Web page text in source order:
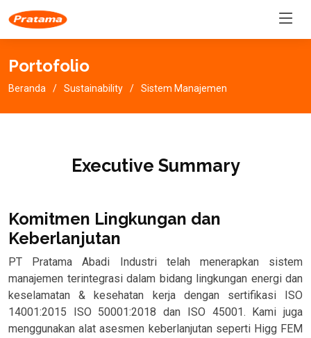
Portofolio
Beranda Sustainability Sistem Manajemen
Executive Summary
Komitmen Lingkungan dan
Keberlanjutan
PT Pratama Abadi Industri telah menerapkan sistem
manajemen terintegrasi dalam bidang lingkungan energi dan
keselamatan & kesehatan kerja dengan sertifikasi ISO
14001:2015 ISO 50001:2018 dan ISO 45001. Kami juga
menggunakan alat asesmen keberlanjutan seperti Higg FEM